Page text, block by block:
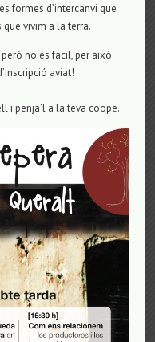
formes d’intercanvi que
vivim a la terra.
no és fàcil, per això
aviat!
i penja’l a la teva coope.